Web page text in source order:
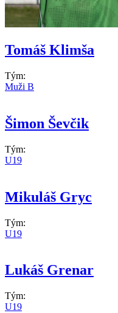
Tomáš Klimša
Tým:
Muži B
Šimon Ševčik
Tým:
U19
Mikuláš Gryc
Tým:
U19
Lukáš Grenar
Tým:
U19